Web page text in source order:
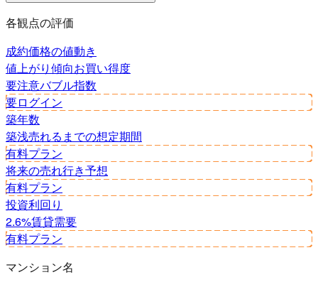
各観点の評価
成約価格の値動き
値上がり傾向お買い得度
要注意バブル指数
要ログイン
築年数
築浅売れるまでの想定期間
有料プラン
将来の売れ行き予想
有料プラン
投資利回り
2.6%賃貸需要
有料プラン
マンション名